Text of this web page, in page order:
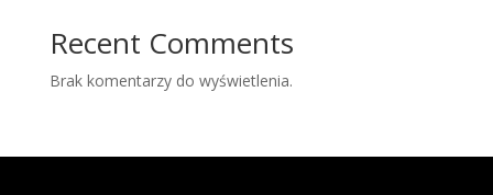
Recent Comments
Brak komentarzy do wyświetlenia.